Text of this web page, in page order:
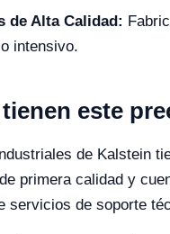
de Alta Calidad:
intensivo.
este
de Kalstein
primera calidad y
servicios de soporte